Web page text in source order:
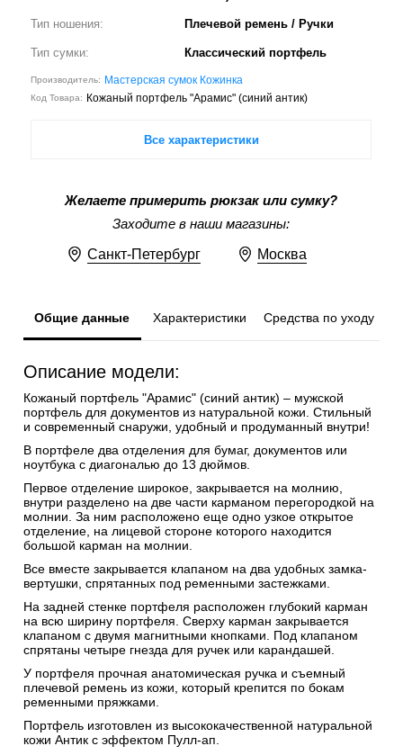
Тип ношения: Плечевой ремень / Ручки
Тип сумки: Классический портфель
Производитель: Мастерская сумок Кожинка
Код Товара: Кожаный портфель "Арамис" (синий антик)
Все характеристики
Желаете примерить рюкзак или сумку?
Заходите в наши магазины:
Санкт-Петербург Москва
Общие данные Характеристики Средства по уходу
Описание модели:
Кожаный портфель "Арамис" (синий антик) – мужской
портфель для документов из натуральной кожи. Стильный
и современный снаружи, удобный и продуманный внутри!
В портфеле два отделения для бумаг, документов или
ноутбука с диагональю до 13 дюймов.
Первое отделение широкое, закрывается на молнию,
внутри разделено на две части карманом перегородкой на
молнии. За ним расположено еще одно узкое открытое
отделение, на лицевой стороне которого находится
большой карман на молнии.
Все вместе закрывается клапаном на два удобных замка-
вертушки, спрятанных под ременными застежками.
На задней стенке портфеля расположен глубокий карман
на всю ширину портфеля. Сверху карман закрывается
клапаном с двумя магнитными кнопками. Под клапаном
спрятаны четыре гнезда для ручек или карандашей.
У портфеля прочная анатомическая ручка и съемный
плечевой ремень из кожи, который крепится по бокам
ременными пряжками.
Портфель изготовлен из высококачественной натуральной
кожи Антик c эффектом Пулл-ап.